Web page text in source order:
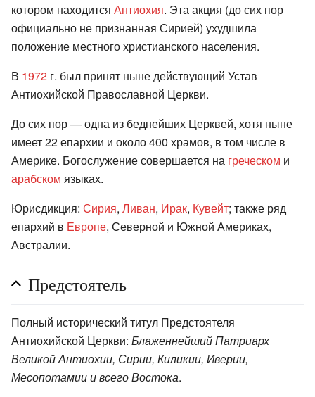
котором находится Антиохия. Эта акция (до сих пор
официально не признанная Сирией) ухудшила
положение местного христианского населения.
В 1972 г. был принят ныне действующий Устав
Антиохийской Православной Церкви.
До сих пор — одна из беднейших Церквей, хотя ныне
имеет 22 епархии и около 400 храмов, в том числе в
Америке. Богослужение совершается на греческом и
арабском языках.
Юрисдикция: Сирия, Ливан, Ирак, Кувейт; также ряд
епархий в Европе, Северной и Южной Америках,
Австралии.
Предстоятель
Полный исторический титул Предстоятеля
Антиохийской Церкви: Блаженнейший Патриарх
Великой Антиохии, Сирии, Киликии, Иверии,
Месопотамии и всего Востока.